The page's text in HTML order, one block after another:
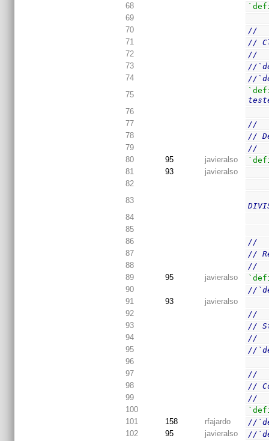
68
69
70
//
71
//
72
//
73
//
74
//
75
76
77
//
78
//
79
//
80
95 javieralso
81
93
javieralso
82
83
84
85
86
//
87
//
88
//
89
95 javieralso
90
//
91
93
javieralso
92
//
93
//
94
//
95
//
96
97
//
98
//
99
//
100
101
158 rfajardo
//
102
95 javieralso
//